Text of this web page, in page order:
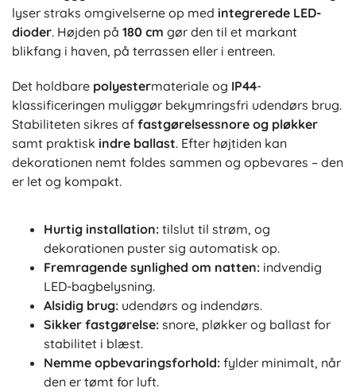
lyser straks omgivelserne op med integrerede LED-
dioder. Højden på 180 cm gør den til et markant
blikfang i haven, på terrassen eller i entreen.
Det holdbare polyestermateriale og IP44-
klassificeringen muliggør bekymringsfri udendørs brug.
Stabiliteten sikres af fastgørelsessnore og pløkker
samt praktisk indre ballast. Efter højtiden kan
dekorationen nemt foldes sammen og opbevares – den
er let og kompakt.
Hurtig installation: tilslut til strøm, og
dekorationen puster sig automatisk op.
Fremragende synlighed om natten: indvendig
LED-bagbelysning.
Alsidig brug: udendørs og indendørs.
Sikker fastgørelse: snore, pløkker og ballast for
stabilitet i blæst.
Nemme opbevaringsforhold: fylder minimalt, når
den er tømt for luft.